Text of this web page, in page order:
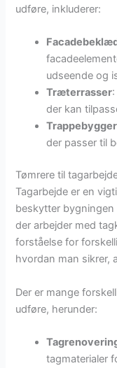
udføre, inkluderer:
udseende og
Træterrasser
der kan
der passer til
Tømrere til
Tagarbejde er en
beskytter bygningen
der arbejder med
forståelse for
hvordan man sikrer,
Der er mange
udføre, herunder:
tagmaterialer